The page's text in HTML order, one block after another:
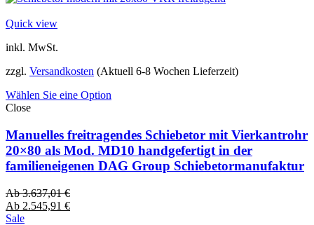
Quick view
inkl. MwSt.
zzgl. Versandkosten (Aktuell 6-8 Wochen Lieferzeit)
Wählen Sie eine Option
Close
Manuelles freitragendes Schiebetor mit Vierkantrohr
20×80 als Mod. MD10 handgefertigt in der
familieneigenen DAG Group Schiebetormanufaktur
Ab3.637,01€
Ab 2.545,91 €
Sale